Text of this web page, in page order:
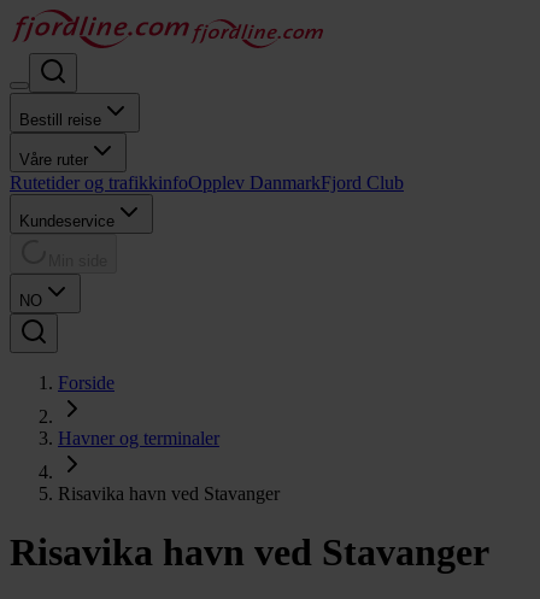
Bestill reise
Våre ruter
Rutetider og trafikkinfoOpplev DanmarkFjord Club
Kundeservice
NO
Forside
Havner og terminaler
Risavika havn ved Stavanger
Risavika havn ved Stavanger